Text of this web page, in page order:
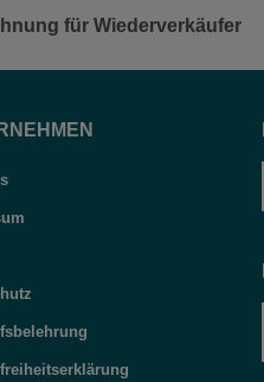
für Wiederverkäufer